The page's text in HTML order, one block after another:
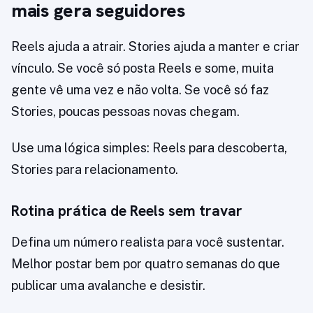
mais gera seguidores
Reels ajuda a atrair. Stories ajuda a manter e criar
vínculo. Se você só posta Reels e some, muita
gente vê uma vez e não volta. Se você só faz
Stories, poucas pessoas novas chegam.
Use uma lógica simples: Reels para descoberta,
Stories para relacionamento.
Rotina prática de Reels sem travar
Defina um número realista para você sustentar.
Melhor postar bem por quatro semanas do que
publicar uma avalanche e desistir.